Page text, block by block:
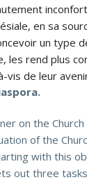
en sa
un
les rend plus
vis de leur
on the
of the
with this
out three